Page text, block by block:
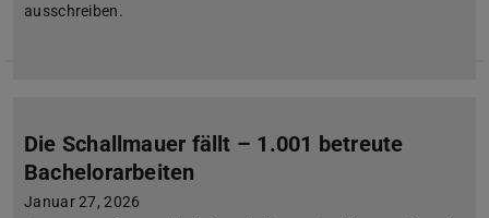
ausschreiben.
Die Schallmauer fällt – 1.001 betreute
Bachelorarbeiten
Januar 27, 2026